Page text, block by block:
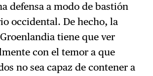
defensa a modo de bastión
occidental. De hecho, la
tiene que ver
con el temor a que
no sea capaz de contener a